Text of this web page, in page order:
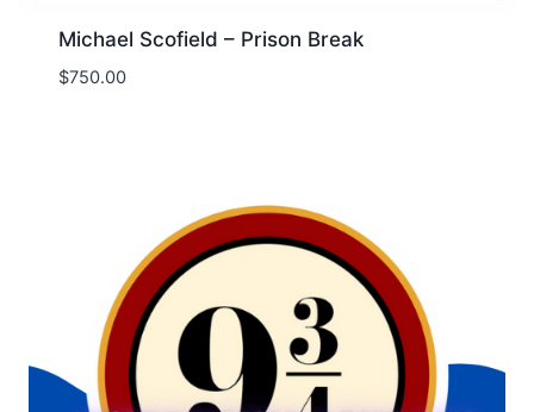
Michael Scofield – Prison Break
$750.00